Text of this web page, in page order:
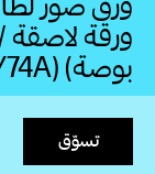
تسوّق
بوصة) (2LY74A)